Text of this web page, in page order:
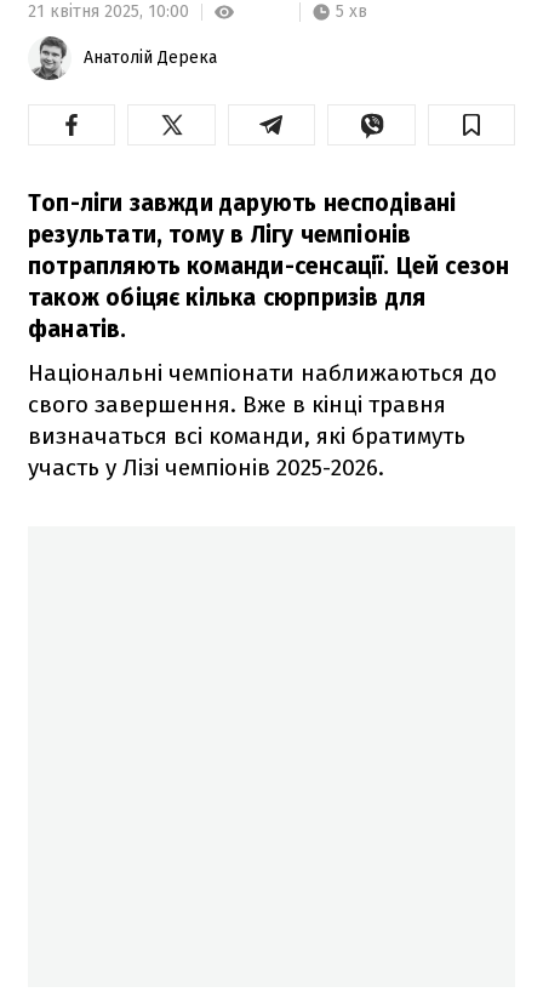
21 квітня 2025, 10:00 5 хв
Анатолій Дерека
Топ-ліги завжди дарують несподівані
результати, тому в Лігу чемпіонів
потрапляють команди-сенсації. Цей сезон
також обіцяє кілька сюрпризів для
фанатів.
Національні чемпіонати наближаються до
свого завершення. Вже в кінці травня
визначаться всі команди, які братимуть
участь у Лізі чемпіонів 2025-2026.